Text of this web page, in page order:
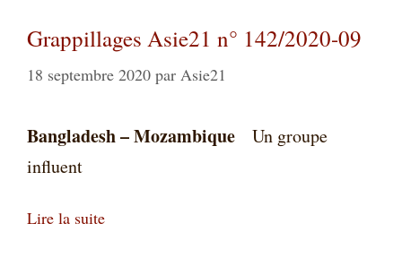
Grappillages Asie21 n° 142/2020-09
18 septembre 2020 par Asie21
Bangladesh – Mozambique Un groupe
influent
Lire la suite